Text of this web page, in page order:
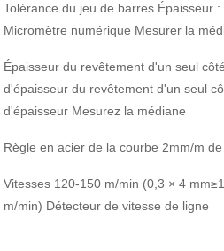
Tolérance du jeu de barres Épaisseur
Micromètre numérique Mesurer la
Épaisseur du revêtement d'un seul
d'épaisseur du revêtement d'un seul
d'épaisseur Mesurez la médiane
Règle en acier de la courbe 2mm/m
Vitesses 120-150 m/min (0,3 × 4
m/min) Détecteur de vitesse de ligne